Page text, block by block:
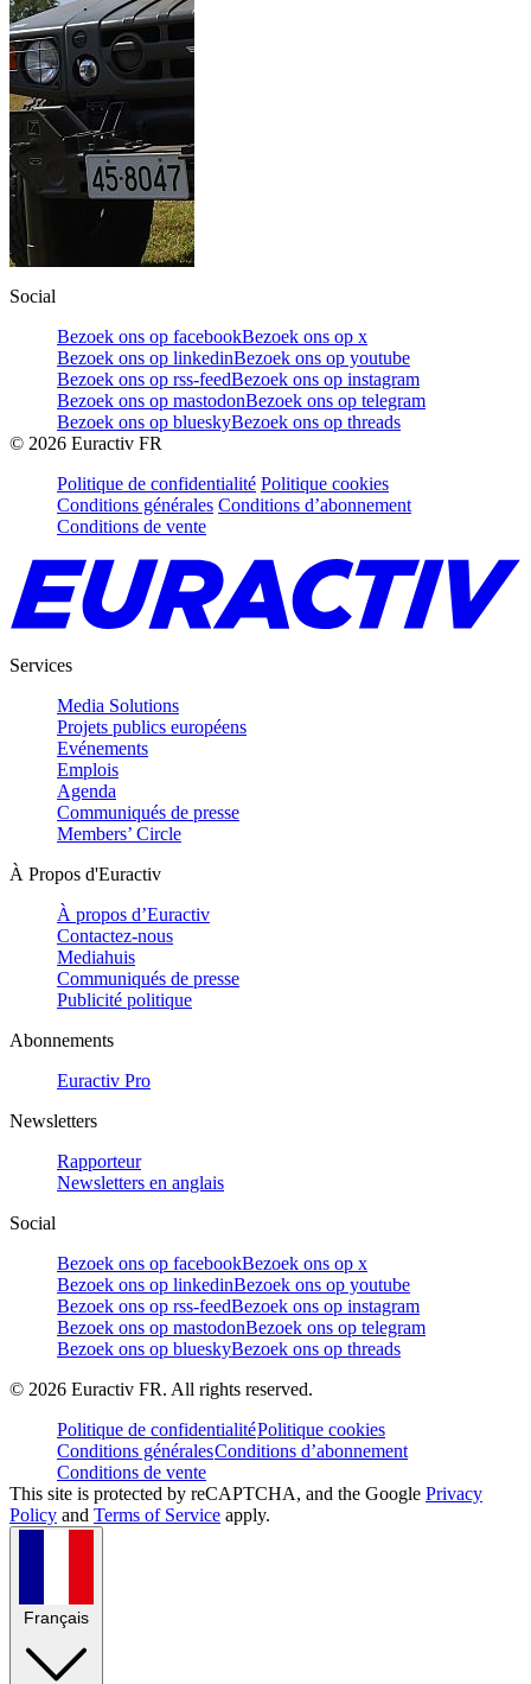
Social
Bezoek ons op facebookBezoek ons op x
Bezoek ons op linkedinBezoek ons op youtube
Bezoek ons op rss-feedBezoek ons op instagram
Bezoek ons op mastodonBezoek ons op telegram
Bezoek ons op blueskyBezoek ons op threads
© 2026 Euractiv FR
Politique de confidentialité Politique cookies
Conditions générales Conditions d’abonnement
Conditions de vente
Services
Media Solutions
Projets publics européens
Evénements
Emplois
Agenda
Communiqués de presse
Members’ Circle
À Propos d'Euractiv
À propos d’Euractiv
Contactez-nous
Mediahuis
Communiqués de presse
Publicité politique
Abonnements
Euractiv Pro
Newsletters
Rapporteur
Newsletters en anglais
Social
Bezoek ons op facebookBezoek ons op x
Bezoek ons op linkedinBezoek ons op youtube
Bezoek ons op rss-feedBezoek ons op instagram
Bezoek ons op mastodonBezoek ons op telegram
Bezoek ons op blueskyBezoek ons op threads
© 2026 Euractiv FR. All rights reserved.
Politique de confidentialitéPolitique cookies
Conditions généralesConditions d’abonnement
Conditions de vente
This site is protected by reCAPTCHA, and the Google Privacy
Policy and Terms of Service apply.
Français